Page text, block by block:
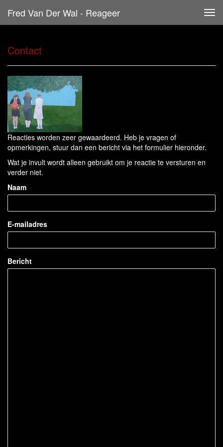
Fred Van Der Wal - Reageer
Contact
Reacties worden zeer gewaardeerd. Heb je vragen of
opmerkingen, stuur dan een bericht via het formulier hieronder.
Wat je invult wordt alleen gebruikt om je reactie te versturen en
verder niet.
Naam
E-mailadres
Bericht